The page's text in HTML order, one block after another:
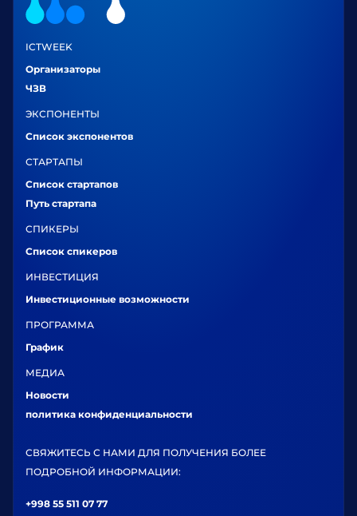
ICTWEEK
Организаторы
ЧЗВ
ЭКСПОНЕНТЫ
Список экспонентов
СТАРТАПЫ
Список стартапов
Путь стартапа
СПИКЕРЫ
Список спикеров
ИНВЕСТИЦИЯ
Инвестиционные возможности
ПРОГРАММА
График
МЕДИА
Новости
политика конфиденциальности
СВЯЖИТЕСЬ С НАМИ ДЛЯ ПОЛУЧЕНИЯ БОЛЕЕ
ПОДРОБНОЙ ИНФОРМАЦИИ:
+998 55 511 07 77